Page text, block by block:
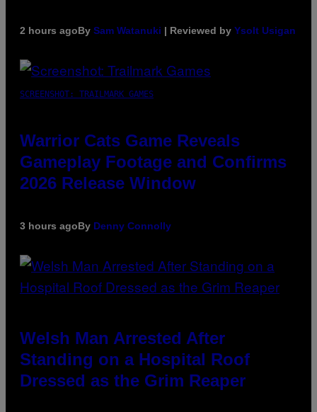
2 hours agoBy Sam Watanuki | Reviewed by Ysolt Usigan
SCREENSHOT: TRAILMARK GAMES
Warrior Cats Game Reveals
Gameplay Footage and Confirms
2026 Release Window
3 hours agoBy Denny Connolly
Welsh Man Arrested After
Standing on a Hospital Roof
Dressed as the Grim Reaper